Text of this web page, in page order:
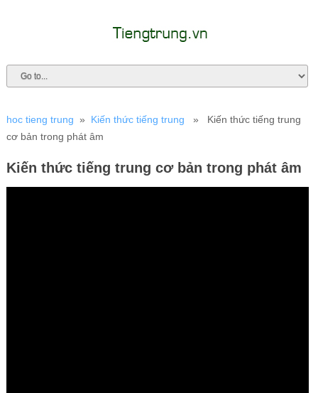
hoc tieng trung » Kiến thức tiếng trung » Kiến thức tiếng trung
cơ bản trong phát âm
Kiến thức tiếng trung cơ bản trong phát âm